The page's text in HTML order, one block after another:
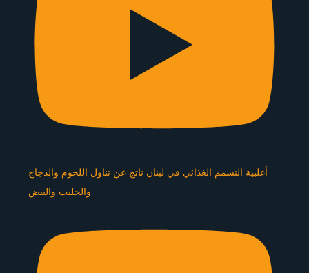
أغلبية التسمم الغذائي في لبنان ناتج عن تناول اللحوم والدجاج
والحليب والبيض